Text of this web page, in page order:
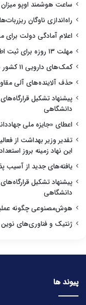
ساعت هوشمند اوپو
راه‌اندازی ناوگان
اعلام آمادگی دولت برای
مهلت ۱۳ روزه برای ثبت اطلاعات کالاهای پزشکی
کمک‌های دارویی ۱۱ کشور به ایران در دوران جنگ
حذف آلاینده‌های آلی
پیشنهاد تشکیل
دانشگاهی
اعطای «جایزه ملی
تقدیر وزیر بهداشت از
این نهاد زمینه بروز
یافته‌های جدید از آسیب
پیشنهاد تشکیل
دانشگاهی
هوش‌مصنوعی چگونه
ژنتیک و فناوری‌های نوین
پیوند ها